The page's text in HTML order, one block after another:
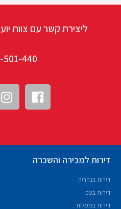
ליצירת קשר עם צוות
501-440
דירות למכירה והשכרה
דירות בנהריה
דירות בעכו
דירות במעלות